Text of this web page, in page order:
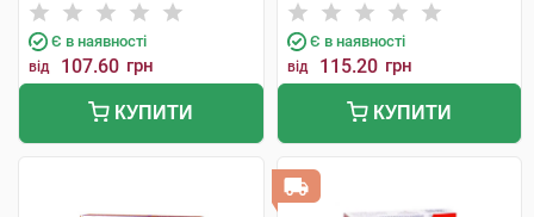
Є в наявності
від 107.60 грн
КУПИТИ
Є в наявності
від 115.20 грн
КУПИТИ